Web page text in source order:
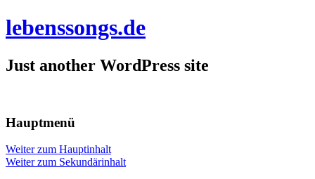
lebenssongs.de
Just another WordPress site
Hauptmenü
Weiter zum Hauptinhalt
Weiter zum Sekundärinhalt